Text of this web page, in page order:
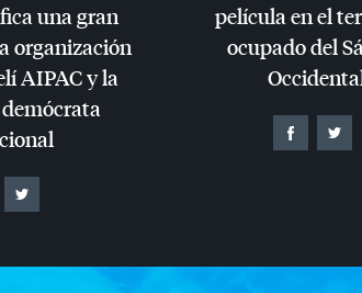
una gran
organización
AIPACy la
película en el
ocupado del